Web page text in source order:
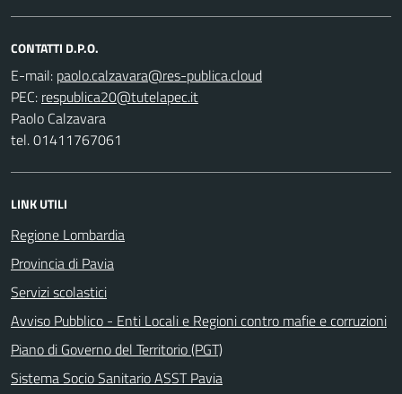
CONTATTI D.P.O.
E-mail:
PEC:
Paolo Calzavara
tel. 01411767061
LINK UTILI
Regione Lombardia
Provincia di Pavia
Servizi scolastici
Avviso Pubblico - Enti Locali e Regioni contro mafie e corruzioni
Piano di Governo del Territorio (PGT)
Sistema Socio Sanitario ASST Pavia